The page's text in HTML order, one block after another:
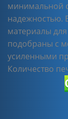
минимальной
надежностью.
материалы
подобраны с
усиленными
Количество